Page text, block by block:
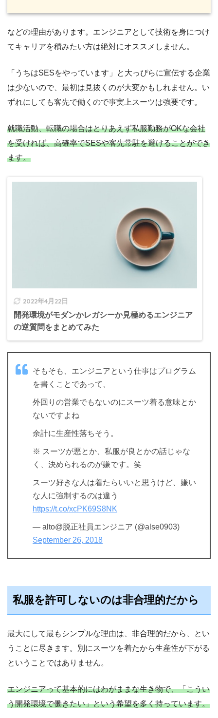
などの理由があります。エンジニアとして技術を身につけ
てキャリアを積みたい方は絶対にオススメしません。
「うちはSESをやっています」と大っぴらに宣伝する企業
は少ないので、最初は見抜くのが大変かもしれません。い
ずれにしても客先で働くので事実上スーツは強要です。
就職活動、転職の場合はとりあえず私服勤務がOKな会社
を受ければ、高確率でSESや客先常駐を避けることができ
ます。
2022年4月22日
開発環境がモダンかレガシーか見極めるエンジニア
の逆質問をまとめてみた
そもそも、エンジニアという仕事はプログラム
を書くことであって、
外回りの営業でもないのにスーツ着る意味とか
ないですよね
余計に生産性落ちそう。
※ スーツが悪とか、私服が良とかの話じゃな
く、決められるのが嫌です。笑
スーツ好きな人は着たらいいと思うけど、嫌い
な人に強制するのは違う
https://t.co/xcPK69S8NK
— alto@脱正社員エンジニア (@alse0903)
September 26, 2018
私服を許可しないのは非合理的だから
最大にして最もシンプルな理由は、非合理的だから、とい
うことに尽きます。別にスーツを着たから生産性が下がる
ということではありません。
エンジニアって基本的にはわがままな生き物で、「こうい
う開発環境で働きたい」という希望を多く持っています。